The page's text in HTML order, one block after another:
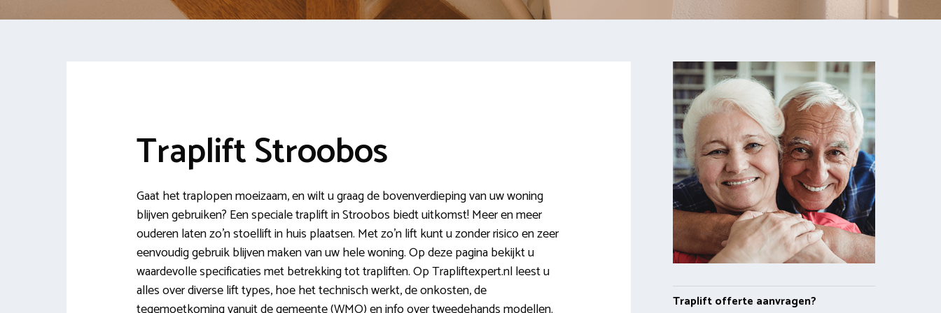
Traplift Stroobos
Gaat het traplopen moeizaam, en wilt u graag de bovenverdieping van uw woning
blijven gebruiken? Een speciale traplift in Stroobos biedt uitkomst! Meer en meer
ouderen laten zo’n stoellift in huis plaatsen. Met zo’n lift kunt u zonder risico en zeer
eenvoudig gebruik blijven maken van uw hele woning. Op deze pagina bekijkt u
waardevolle specificaties met betrekking tot trapliften. Op Trapliftexpert.nl leest u
alles over diverse lift types, hoe het technisch werkt, de onkosten, de
Traplift offerte aanvragen?